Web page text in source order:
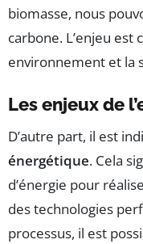
biomasse, nous
carbone. L’enjeu
environnement et la
Les enjeux de
D’autre part, il est
énergétique. Cela
d’énergie pour
des technologies
processus, il est